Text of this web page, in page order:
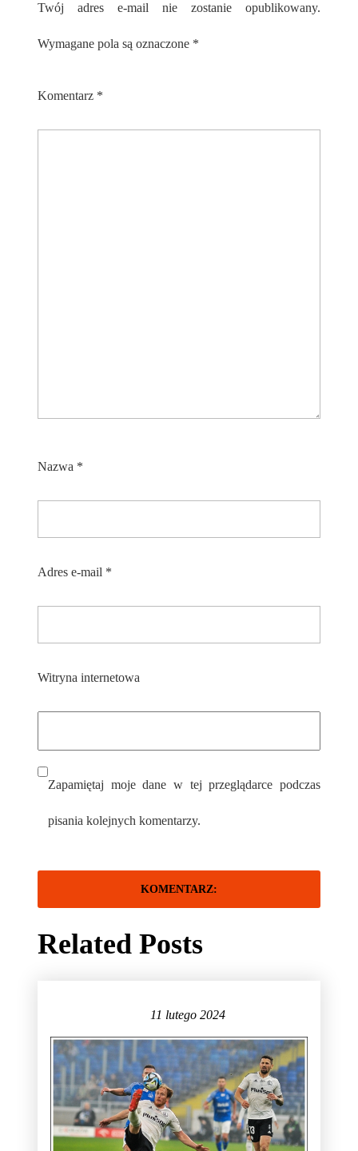
Twój adres e-mail nie zostanie opublikowany.
Wymagane pola są oznaczone *
Komentarz *
Nazwa *
Adres e-mail *
Witryna internetowa
Zapamiętaj moje dane w tej przeglądarce podczas
pisania kolejnych komentarzy.
Related Posts
11 lutego 2024